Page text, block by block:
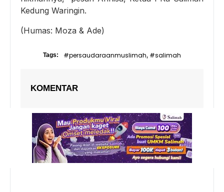
Kedung Waringin.
(Humas: Moza & Ade)
Tags: #persaudaraanmuslimah, #salimah
KOMENTAR